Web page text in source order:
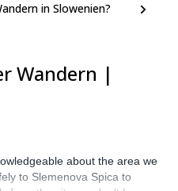
in Slowenien?
Wandern |
about the area we
to Slemenova Spica to